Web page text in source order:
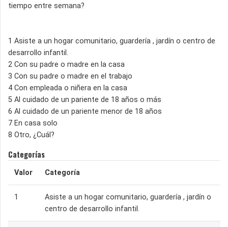
tiempo entre semana?
1 Asiste a un hogar comunitario, guardería , jardín o centro de
desarrollo infantil.
2 Con su padre o madre en la casa
3 Con su padre o madre en el trabajo
4 Con empleada o niñera en la casa
5 Al cuidado de un pariente de 18 años o más
6 Al cuidado de un pariente menor de 18 años
7 En casa solo
8 Otro, ¿Cuál?
Categorías
Valor Categoría
1
Asiste a un hogar comunitario, guardería , jardín o
centro de desarrollo infantil.